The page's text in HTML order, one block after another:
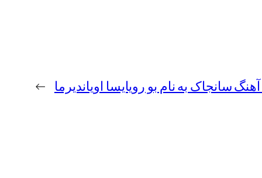
آهنگ سانجاک به نام بو رویایسا اویاندیرما →